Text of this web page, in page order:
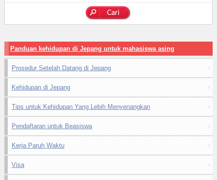
Panduan kehidupan di Jepang untuk mahasiswa asing
Prosedur Setelah Datang di Jepang
Kehidupan di Jepang
Tips untuk Kehidupan Yang Lebih Menyenangkan
Pendaftaran untuk Beasiswa
Kerja Paruh Waktu
Visa